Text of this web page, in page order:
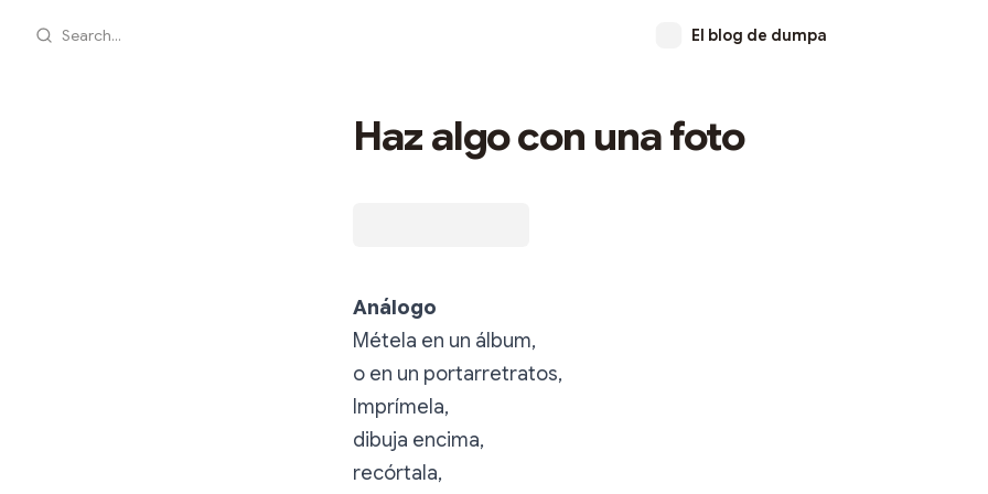
Search... El blog de dumpa
Haz algo con una foto
Análogo
Métela en un álbum,
o en un portarretratos,
Imprímela,
dibuja encima,
recórtala,